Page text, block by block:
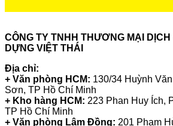
CÔNG TY TNHH THƯƠNG MẠI
DỰNG VIỆT THÁI
Địa chỉ:
+ Văn phòng HCM: 130/34 Huỳnh
Sơn, TP Hồ Chí Minh
+ Kho hàng HCM: 223 Phan Huy Ích,
TP Hồ Chí Minh
+ Văn phòng Lâm Đồng: 201 Phạm